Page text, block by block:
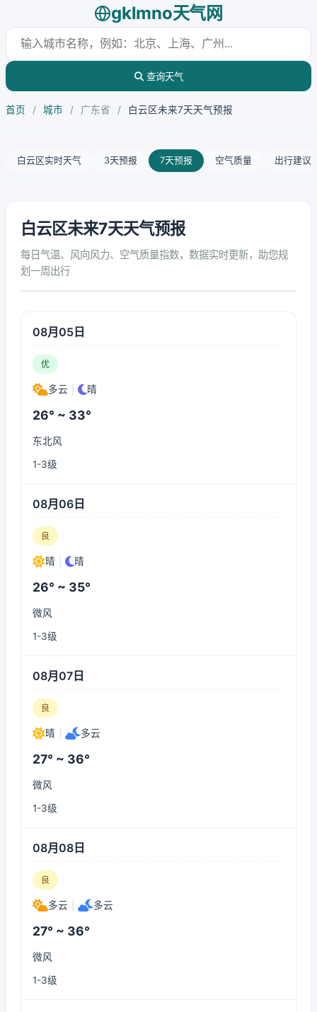
gklmno天气网
查询天气
首页 / 城市 / 广东省 / 白云区未来7天天气预报
白云区实时天气 3天预报 7天预报 空气质量 出行建议
白云区未来7天天气预报
每日气温、风向风力、空气质量指数，数据实时更新，助您规
划一周出行
08月05日
优
多云 晴
26° ~ 33°
东北风
1-3级
08月06日
良
晴 晴
26° ~ 35°
微风
1-3级
08月07日
良
晴 多云
27° ~ 36°
微风
1-3级
08月08日
良
多云 多云
27° ~ 36°
微风
1-3级